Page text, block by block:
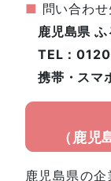
■ 問い合わせ
鹿児島県
TEL：
携帯・ス
（鹿児
鹿児島県の